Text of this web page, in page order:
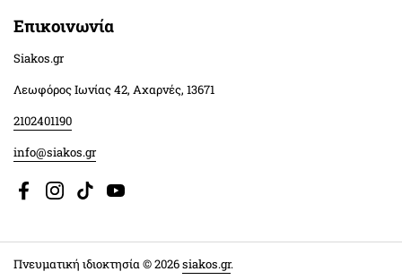
Επικοινωνία
Siakos.gr
Λεωφόρος Ιωνίας 42, Αχαρνές, 13671
2102401190
info@siakos.gr
FacebookInstagram
TikTokYouTube
Πνευματική ιδιοκτησία © 2026siakos.gr.